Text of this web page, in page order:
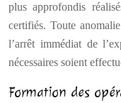
plus approfondis
certifiés. Toute
l’arrêt immédiat de
nécessaires soient
Formation des